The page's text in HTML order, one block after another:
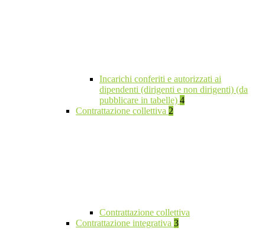
Incarichi conferiti e autorizzati ai
dipendenti (dirigenti e non dirigenti) (da
pubblicare in tabelle) 4
Contrattazione collettiva 2
Contrattazione collettiva
Contrattazione integrativa 3